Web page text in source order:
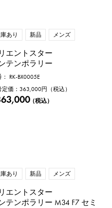
あり 新品 メンズ
エントスター
テンポラリー
： RK-BX0005E
定価：363,000円（税込）
（税込）
あり 新品 メンズ
エントスター
テンポラリー M34 F7 セミ